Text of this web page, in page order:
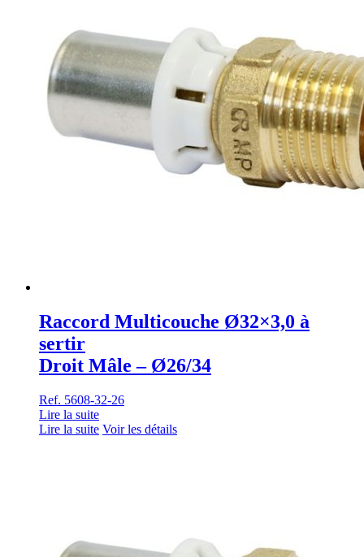
Raccord Multicouche Ø32×3,0 à
sertir
Droit Mâle – Ø26/34
Ref. 5608-32-26
Lire la suite
Lire la suite Voir les détails